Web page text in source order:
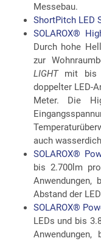
Messebau.
ShortPitch LED
SOLAROX®
Durch hohe
zur
LIGHTmit bis
doppelter LED-
Meter. Die
auch
SOLAROX®
bis 2.700lm
Anwendungen,
Abstand der
SOLAROX®
LEDs und bis
Anwendungen,